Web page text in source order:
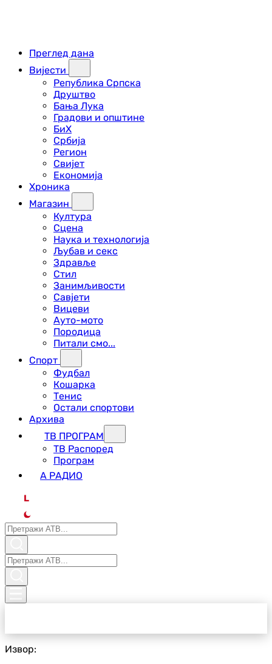
Преглед дана
Вијести
Република Српска
Друштво
Бања Лука
Градови и општине
БиХ
Србија
Регион
Свијет
Економија
Хроника
Магазин
Култура
Сцена
Наука и технологија
Љубав и секс
Здравље
Стил
Занимљивости
Савјети
Вицеви
Ауто-мото
Породица
Питали смо...
Спорт
Фудбал
Кошарка
Тенис
Остали спортови
Архива
ТВ ПРОГРАМ
ТВ Распоред
Програм
А РАДИО
L
Извор: